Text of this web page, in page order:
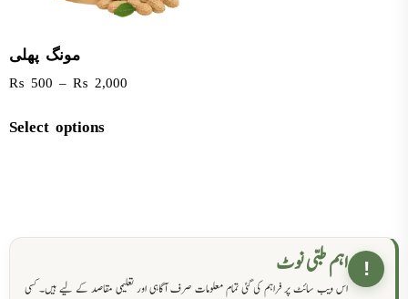
مونگ پھلی
₨ 500 – ₨ 2,000
Select options
! اہم طبی نوٹ
اس ویب سائٹ پر فراہم کی گئی تمام معلومات صرف آگاہی اور تعلیمی مقاصد کے لیے ہیں۔ کسی